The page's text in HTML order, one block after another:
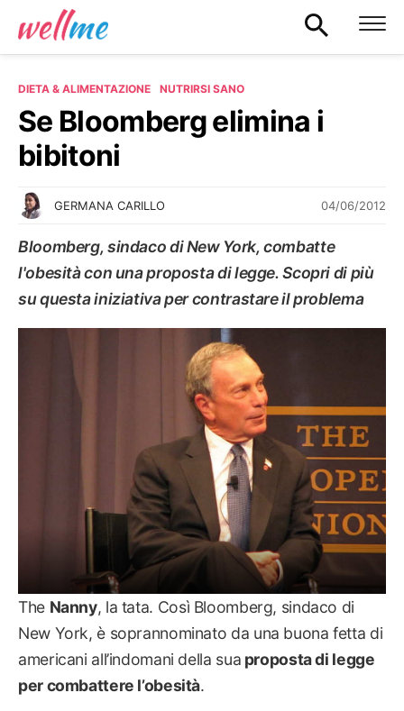
DIETA & ALIMENTAZIONE NUTRIRSI SANO
Se Bloomberg elimina i
bibitoni
GERMANA CARILLO 04/06/2012
Bloomberg, sindaco di New York, combatte
l'obesità con una proposta di legge. Scopri di più
su questa iniziativa per contrastare il problema
The Nanny, la tata. Così Bloomberg, sindaco di
New York, è soprannominato da una buona fetta di
americani all’indomani della sua proposta di legge
per combattere l’obesità.